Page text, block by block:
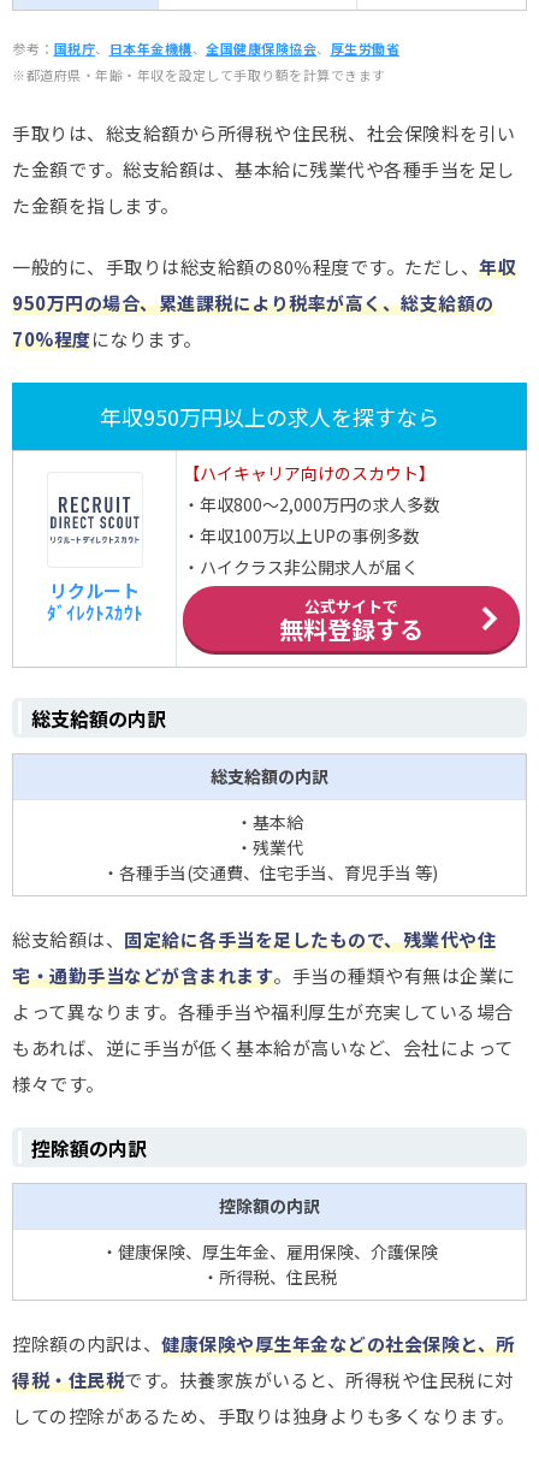
参考： 国税庁、 日本年金機構、 全国健康保険協会、 厚生労働省
※都道府県・年齢・年収を設定して手取り額を計算できます
手取りは、総支給額から所得税や住民税、社会保険料を引い
た金額です。総支給額は、基本給に残業代や各種手当を足し
た金額を指します。
一般的に、手取りは総支給額の80％程度です。ただし、 年収
950万円の場合、累進課税により税率が高く、総支給額の
70%程度になります。
年収950万円以上の求人を探すなら
リクルート
ﾀﾞｲﾚｸﾄｽｶｳﾄ
【ハイキャリア向けのスカウト】
・年収800～2,000万円の求人多数
・年収100万以上UPの事例多数
・ハイクラス非公開求人が届く
公式サイトで
無料登録する
総支給額の内訳
総支給額の内訳
・基本給
・残業代
・各種手当(交通費、住宅手当、育児手当 等)
総支給額は、 固定給に各手当を足したもので、残業代や住
宅・通勤手当などが含まれます。手当の種類や有無は企業に
よって異なります。各種手当や福利厚生が充実している場合
もあれば、逆に手当が低く基本給が高いなど、会社によって
様々です。
控除額の内訳
控除額の内訳
・健康保険、厚生年金、雇用保険、介護保険
・所得税、住民税
控除額の内訳は、 健康保険や厚生年金などの社会保険と、所
得税・住民税です。扶養家族がいると、所得税や住民税に対
しての控除があるため、手取りは独身よりも多くなります。